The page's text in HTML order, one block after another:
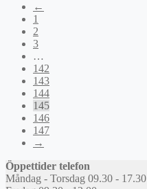
←
1
2
3
…
142
143
144
145
146
147
→
Öppettider telefon
Måndag - Torsdag 09.30 - 17.30